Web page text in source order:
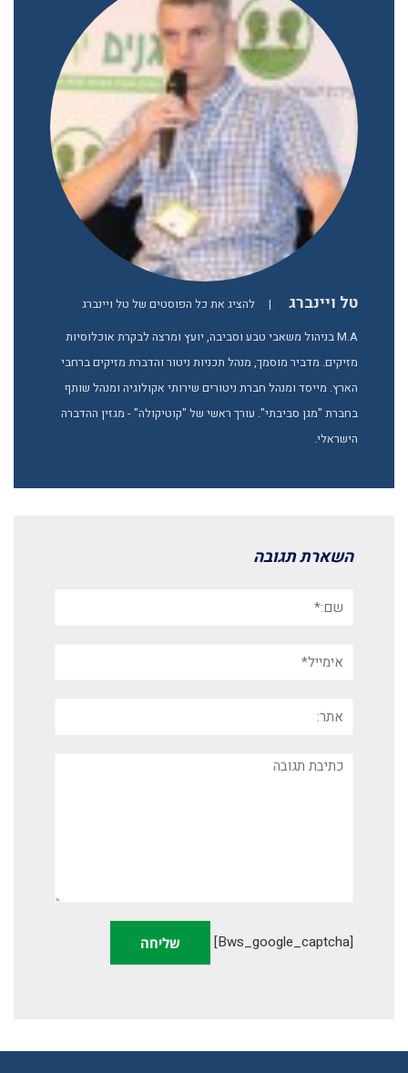
טל ויינברג |
להציג את כל הפוסטים של טל ויינברג
M.A בניהול משאבי טבע וסביבה, יועץ ומרצה לבקרת אוכלוסיות
מזיקים. מדביר מוסמך, מנהל תכניות ניטור והדברת מזיקים ברחבי
הארץ. מייסד ומנהל חברת ניטורים שירותי אקולוגיה ומנהל שותף
בחברת "מגן סביבתי". עורך ראשי של "קוטיקולה" - מגזין ההדברה
הישראלי.
השארת תגובה
תגובה
[bws_google_captcha]